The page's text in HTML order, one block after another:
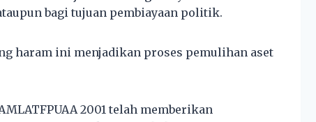
bagi tujuan pembiayaan politik.
haram ini menjadikan proses pemulihan aset
2001 telah memberikan